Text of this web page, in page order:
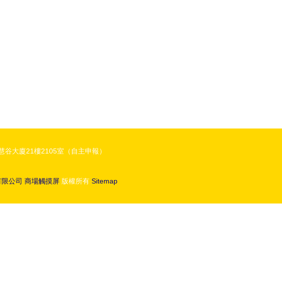
大廈21樓2105室（自主申報）
公司 商場觸摸屏版權所有 Sitemap